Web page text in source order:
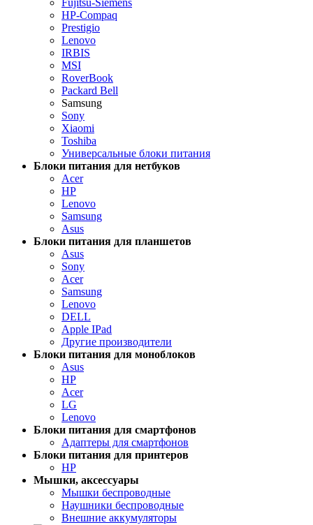
Fujitsu-Siemens
HP-Compaq
Prestigio
Lenovo
IRBIS
MSI
RoverBook
Packard Bell
Samsung
Sony
Xiaomi
Toshiba
Универсальные блоки питания
Блоки питания для нетбуков
Acer
HP
Lenovo
Samsung
Asus
Блоки питания для планшетов
Asus
Sony
Acer
Samsung
Lenovo
DELL
Apple IPad
Другие производители
Блоки питания для моноблоков
Asus
HP
Acer
LG
Lenovo
Блоки питания для смартфонов
Адаптеры для смартфонов
Блоки питания для принтеров
HP
Мышки, аксессуары
Мышки беспроводные
Наушники беспроводные
Внешние аккумуляторы